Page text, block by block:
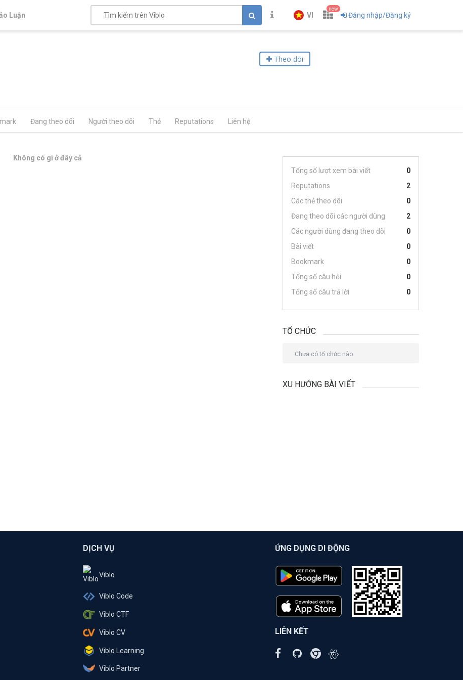
Luận VI
new
Đăng nhập/Đăng ký
Theo dõi
Đang theo dõi Người theo dõi Thẻ Reputations Liên hệ
Không có gì ở đây cả
Tổng số lượt xem bài viết
0
Reputations
2
Các thẻ theo dõi
0
Đang theo dõi các người dùng
2
Các người dùng đang theo dõi
0
Bài viết
0
Bookmark
0
Tổng số câu hỏi
0
Tổng số câu trả lời
0
TỔ CHỨC
Chưa có tổ chức nào.
XU HƯỚNG BÀI VIẾT
DỊCH VỤ
Viblo
Viblo Code
Viblo CTF
Viblo CV
Viblo Learning
Viblo Partner
ỨNG DỤNG DI ĐỘNG
LIÊN KẾT